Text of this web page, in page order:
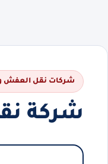
شركات نقل العفش
شركة نقل